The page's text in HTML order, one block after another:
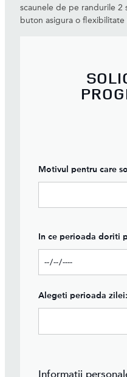
scaunele de pe randurile 2
buton asigura o flexibilitate
Motivul pentru care
In ce perioada doriti
Alegeti perioada zilei:
Informatii